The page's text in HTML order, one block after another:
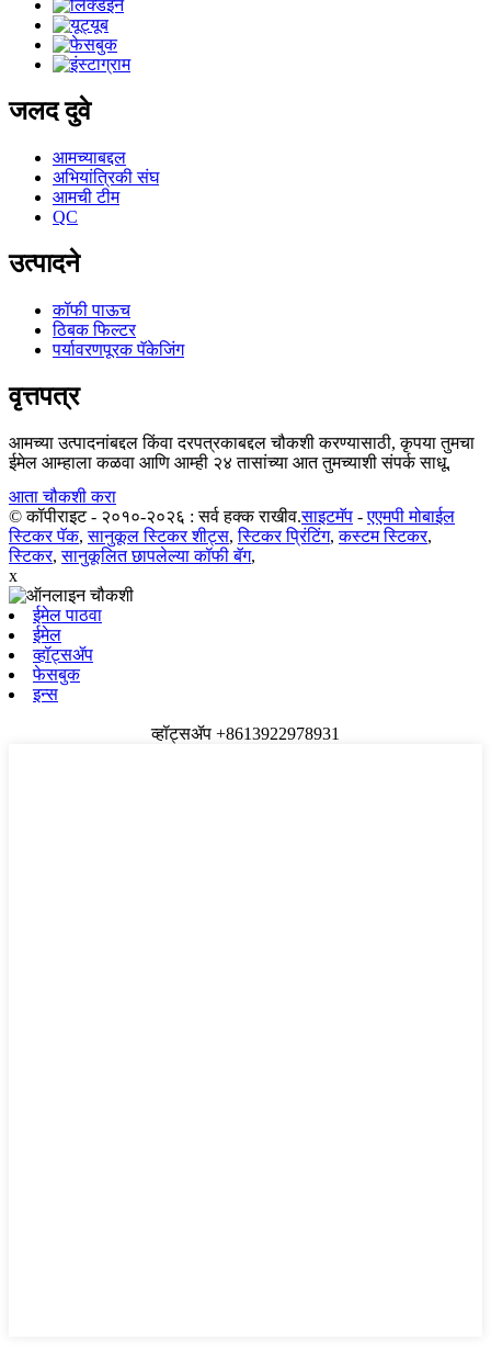
जलद दुवे
आमच्याबद्दल
अभियांत्रिकी संघ
आमची टीम
QC
उत्पादने
कॉफी पाऊच
ठिबक फिल्टर
पर्यावरणपूरक पॅकेजिंग
वृत्तपत्र
आमच्या उत्पादनांबद्दल किंवा दरपत्रकाबद्दल चौकशी करण्यासाठी, कृपया तुमचा
ईमेल आम्हाला कळवा आणि आम्ही २४ तासांच्या आत तुमच्याशी संपर्क साधू.
आता चौकशी करा
© कॉपीराइट - २०१०-२०२६ : सर्व हक्क राखीव.साइटमॅप -एएमपी मोबाईल
स्टिकर पॅक,सानुकूल स्टिकर शीट्स,स्टिकर प्रिंटिंग,कस्टम स्टिकर,
स्टिकर,सानुकूलित छापलेल्या कॉफी बॅग,
x
ईमेल पाठवा
ईमेल
व्हॉट्सॲप
फेसबुक
इन्स
व्हॉट्सॲप +8613922978931